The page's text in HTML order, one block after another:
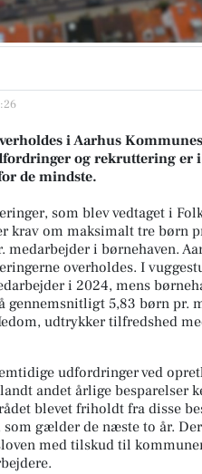
i Aarhus
og rekruttering er
de mindste.
som blev vedtaget i
krav om maksimalt tre børn
medarbejder i børnehaven.
overholdes. I
i 2024, mens
gennemsnitligt 5,83 børn pr.
udtrykker tilfredshed
udfordringer ved
andet årlige besparelser
blevet friholdt fra disse
gælder de næste to år.
med tilskud til